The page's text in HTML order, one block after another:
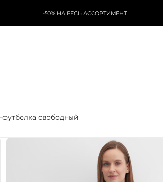
-50% НА ВЕСЬ АССОРТИМЕНТ
свободный